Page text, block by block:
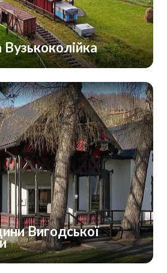
Вузькоколійка
Вигодської